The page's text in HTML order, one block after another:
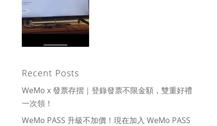
Recent Posts
WeMo x 發票存摺｜登錄發票不限金額，雙重好禮
一次領！
WeMo PASS 升級不加價！現在加入 WeMo PASS